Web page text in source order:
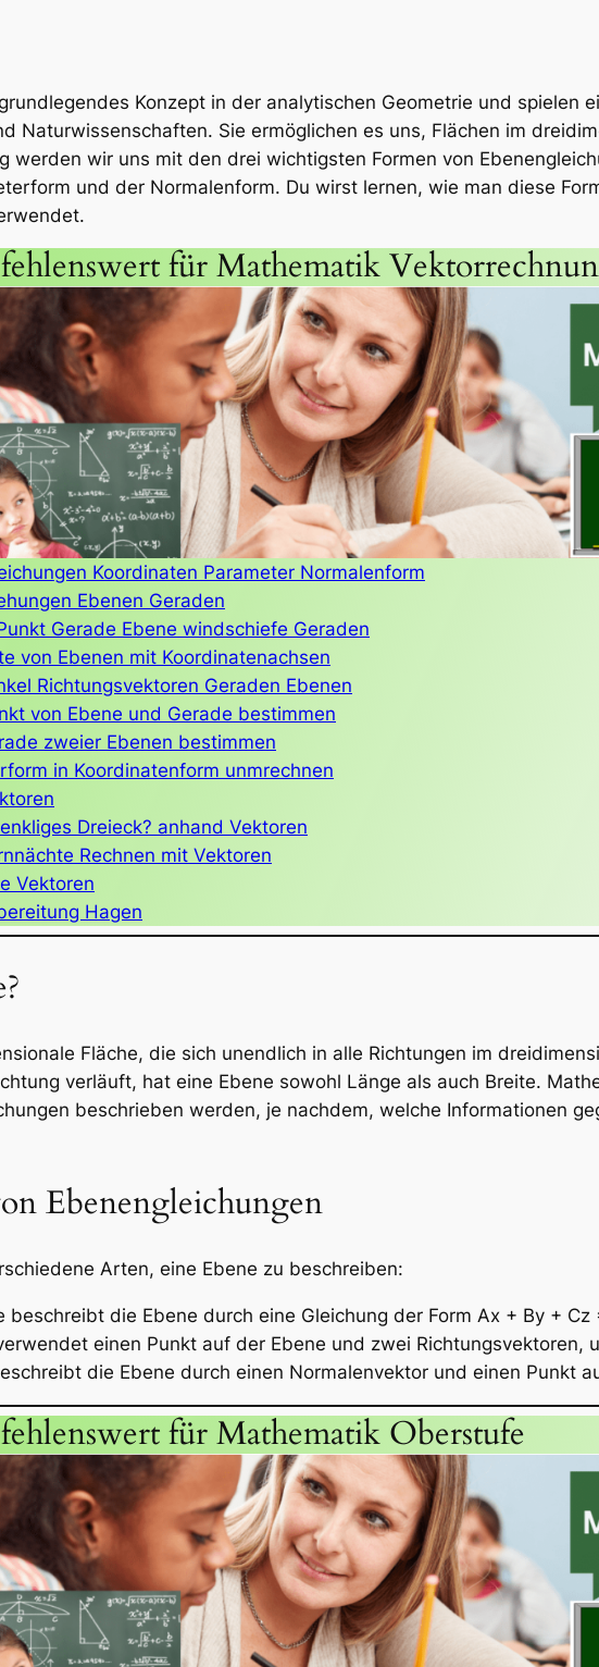
Konzept in der analytischen Geometrie und spielen
Naturwissenschaften. Sie ermöglichen es uns, Flächen im
werden wir uns mit den drei wichtigsten Formen von
und der Normalenform. Du wirst lernen, wie man diese
für Mathematik
Koordinaten Parameter Normalenform
Ebenen Geraden
Gerade Ebene windschiefe Geraden
von Ebenen mit Koordinatenachsen
Richtungsvektoren Geraden Ebenen
von Ebene und Gerade bestimmen
zweier Ebenen bestimmen
in Koordinatenform unmrechnen
Dreieck? anhand Vektoren
Rechnen mit Vektoren
Vektoren
Hagen
Fläche, die sich unendlich in alle Richtungen im
verläuft, hat eine Ebene sowohl Länge als auch Breite.
beschrieben werden, je nachdem, welche Informationen
Ebenengleichungen
Arten, eine Ebene zu beschreiben:
beschreibt die Ebene durch eine Gleichung der Form Ax + By + Cz
einen Punkt auf der Ebene und zwei Richtungsvektoren,
die Ebene durch einen Normalenvektor und einen Punkt
für Mathematik Oberstufe